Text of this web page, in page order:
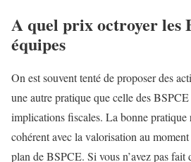
A quel prix octroyer les
équipes
On est souvent tenté de proposer des
une autre pratique que celle des BSPCE
implications fiscales. La bonne pratique
cohérent avec la valorisation au
plan de BSPCE. Si vous n’avez pas fait